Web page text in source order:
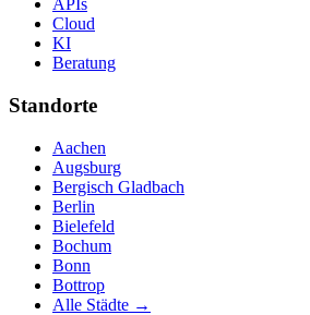
APIs
Cloud
KI
Beratung
Standorte
Aachen
Augsburg
Bergisch Gladbach
Berlin
Bielefeld
Bochum
Bonn
Bottrop
Alle Städte →